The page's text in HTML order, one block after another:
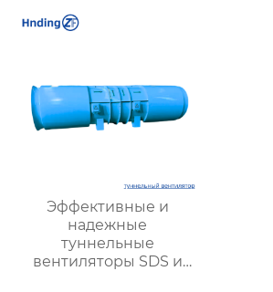
Эффективные и
надежные
туннельные
вентиляторы SDS и